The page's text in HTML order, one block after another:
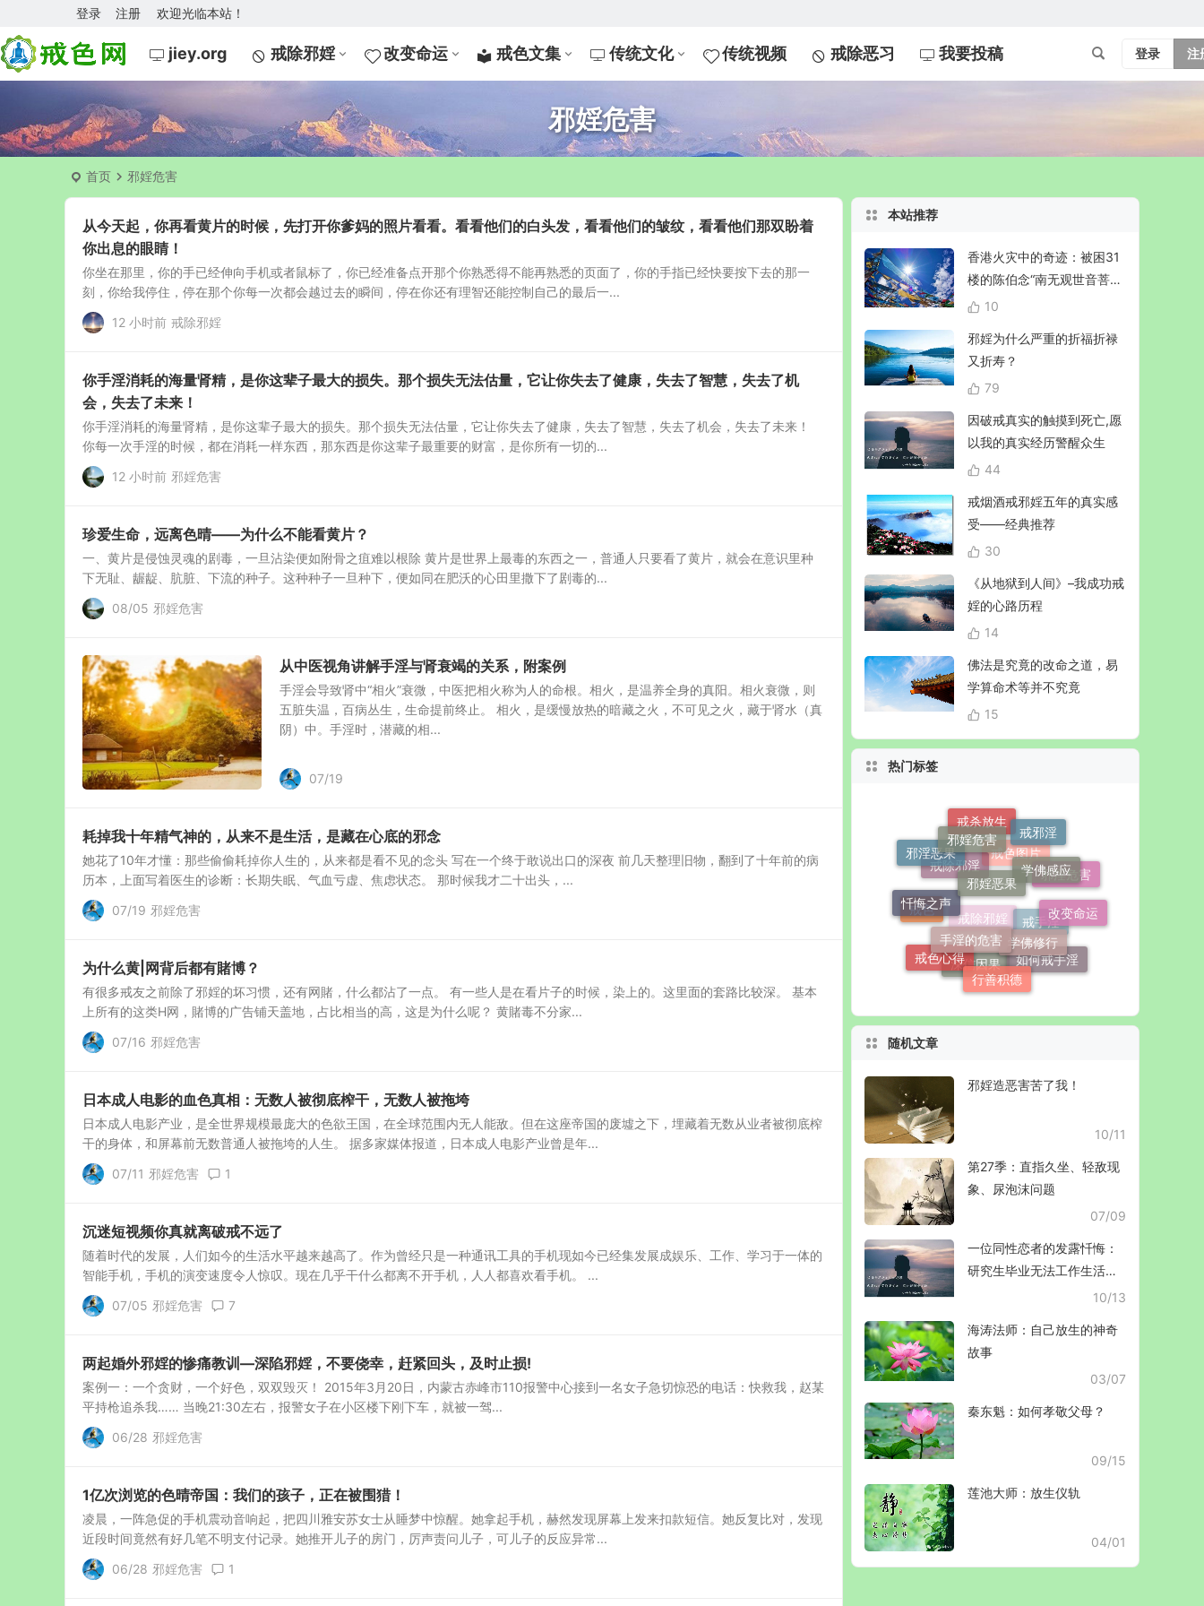
欢迎光临本站！
登录 注册
jiey.org 戒除邪婬 改变命运 戒色文集 传统文化 传统视频 戒除恶习 我要投稿 登录 注
邪婬危害
首页 邪婬危害
从今天起，你再看黄片的时候，先打开你爹妈的照片看看。看看他们的白头发，看看他们的皱纹，看看他们那双盼着
你出息的眼睛！
你坐在那里，你的手已经伸向手机或者鼠标了，你已经准备点开那个你熟悉得不能再熟悉的页面了，你的手指已经快要按下去的那一
刻，你给我停住，停在那个你每一次都会越过去的瞬间，停在你还有理智还能控制自己的最后一...
12 小时前 戒除邪婬
你手淫消耗的海量肾精，是你这辈子最大的损失。那个损失无法估量，它让你失去了健康，失去了智慧，失去了机
会，失去了未来！
你手淫消耗的海量肾精，是你这辈子最大的损失。那个损失无法估量，它让你失去了健康，失去了智慧，失去了机会，失去了未来！
你每一次手淫的时候，都在消耗一样东西，那东西是你这辈子最重要的财富，是你所有一切的...
12 小时前 邪婬危害
珍爱生命，远离色晴——为什么不能看黄片？
一、黄片是侵蚀灵魂的剧毒，一旦沾染便如附骨之疽难以根除 黄片是世界上最毒的东西之一，普通人只要看了黄片，就会在意识里种
下无耻、龌龊、肮脏、下流的种子。这种种子一旦种下，便如同在肥沃的心田里撒下了剧毒的...
08/05 邪婬危害
从中医视角讲解手淫与肾衰竭的关系，附案例
手淫会导致肾中“相火”衰微，中医把相火称为人的命根。相火，是温养全身的真阳。相火衰微，则
五脏失温，百病丛生，生命提前终止。 相火，是缓慢放热的暗藏之火，不可见之火，藏于肾水（真
阴）中。手淫时，潜藏的相...
07/19
耗掉我十年精气神的，从来不是生活，是藏在心底的邪念
她花了10年才懂：那些偷偷耗掉你人生的，从来都是看不见的念头 写在一个终于敢说出口的深夜 前几天整理旧物，翻到了十年前的病
历本，上面写着医生的诊断：长期失眠、气血亏虚、焦虑状态。 那时候我才二十出头，...
07/19 邪婬危害
为什么黄|网背后都有賭博？
有很多戒友之前除了邪婬的坏习惯，还有网賭，什么都沾了一点。 有一些人是在看片子的时候，染上的。这里面的套路比较深。 基本
上所有的这类H网，賭博的广告铺天盖地，占比相当的高，这是为什么呢？ 黄賭毒不分家...
07/16 邪婬危害
日本成人电影的血色真相：无数人被彻底榨干，无数人被拖垮
日本成人电影产业，是全世界规模最庞大的色欲王国，在全球范围内无人能敌。但在这座帝国的废墟之下，埋藏着无数从业者被彻底榨
干的身体，和屏幕前无数普通人被拖垮的人生。 据多家媒体报道，日本成人电影产业曾是年...
07/11 邪婬危害 1
沉迷短视频你真就离破戒不远了
随着时代的发展，人们如今的生活水平越来越高了。作为曾经只是一种通讯工具的手机现如今已经集发展成娱乐、工作、学习于一体的
智能手机，手机的演变速度令人惊叹。现在几乎干什么都离不开手机，人人都喜欢看手机。 ...
07/05 邪婬危害 7
两起婚外邪婬的惨痛教训—深陷邪婬，不要侥幸，赶紧回头，及时止损!
案例一：一个贪财，一个好色，双双毁灭！ 2015年3月20日，内蒙古赤峰市110报警中心接到一名女子急切惊恐的电话：快救我，赵某
平持枪追杀我…… 当晚21:30左右，报警女子在小区楼下刚下车，就被一驾...
06/28 邪婬危害
1亿次浏览的色晴帝国：我们的孩子，正在被围猎！
凌晨，一阵急促的手机震动音响起，把四川雅安苏女士从睡梦中惊醒。她拿起手机，赫然发现屏幕上发来扣款短信。她反复比对，发现
近段时间竟然有好几笔不明支付记录。她推开儿子的房门，厉声责问儿子，可儿子的反应异常...
06/28 邪婬危害 1
本站推荐
香港火灾中的奇迹：被困31
楼的陈伯念“南无观世音菩
萨”20小时奇迹生还！
10
邪婬为什么严重的折福折禄
又折寿？
79
因破戒真实的触摸到死亡,愿
以我的真实经历警醒众生
44
戒烟酒戒邪婬五年的真实感
受——经典推荐
30
《从地狱到人间》–我成功戒
婬的心路历程
14
佛法是究竟的改命之道，易
学算命术等并不究竟
15
热门标签
邪婬危害
邪婬恶果
学佛感应
戒邪淫
戒杀放生
邪淫恶果
忏悔之声
手淫的危害 学佛修行
改变命运
邪淫危害
戒色图片
戒除邪淫
戒色
戒色心得
行善积德
如何戒手淫
戒手淫
戒除邪婬
深信因果
随机文章
邪婬造恶害苦了我！
10/11
第27季：直指久坐、轻敌现
象、尿泡沫问题
07/09
一位同性恋者的发露忏悔：
研究生毕业无法工作生活，
10/13
海涛法师：自己放生的神奇
故事
03/07
秦东魁：如何孝敬父母？
09/15
莲池大师：放生仪轨
04/01